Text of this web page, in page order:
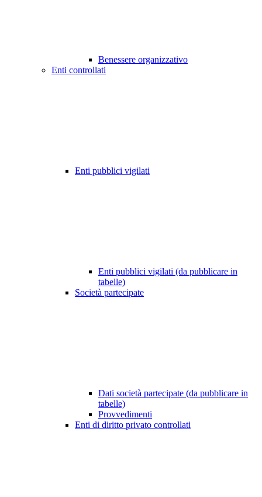
Benessere organizzativo
Enti controllati
Enti pubblici vigilati
Enti pubblici vigilati (da pubblicare in
tabelle)
Società partecipate
Dati società partecipate (da pubblicare in
tabelle)
Provvedimenti
Enti di diritto privato controllati